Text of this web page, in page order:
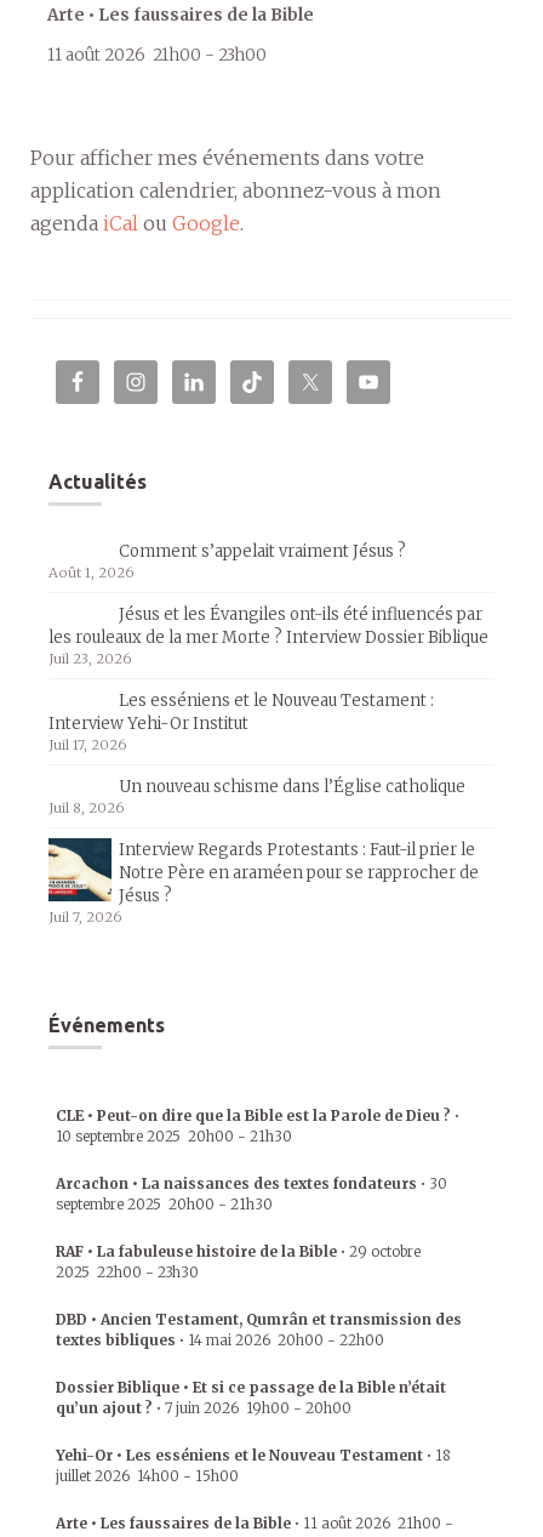
Arte • Les faussaires de la Bible
11 août 2026 21h00 - 23h00
Pour afficher mes événements dans votre
application calendrier, abonnez-vous à mon
agenda iCal ou Google.
Actualités
Comment s’appelait vraiment Jésus ?
Août 1, 2026
Jésus et les Évangiles ont-ils été influencés par
les rouleaux de la mer Morte ? Interview Dossier Biblique
Juil 23, 2026
Les esséniens et le Nouveau Testament :
Interview Yehi-Or Institut
Juil 17, 2026
Un nouveau schisme dans l’Église catholique
Juil 8, 2026
Interview Regards Protestants : Faut-il prier le
Notre Père en araméen pour se rapprocher de
Jésus ?
Juil 7, 2026
Événements
CLE • Peut-on dire que la Bible est la Parole de Dieu ? •
10 septembre 2025 20h00 - 21h30
Arcachon • La naissances des textes fondateurs • 30
septembre 2025 20h00 - 21h30
RAF • La fabuleuse histoire de la Bible • 29 octobre
2025 22h00 - 23h30
DBD • Ancien Testament, Qumrân et transmission des
textes bibliques • 14 mai 2026 20h00 - 22h00
Dossier Biblique • Et si ce passage de la Bible n’était
qu’un ajout ? • 7 juin 2026 19h00 - 20h00
Yehi-Or • Les esséniens et le Nouveau Testament • 18
juillet 2026 14h00 - 15h00
Arte • Les faussaires de la Bible • 11 août 2026 21h00 -